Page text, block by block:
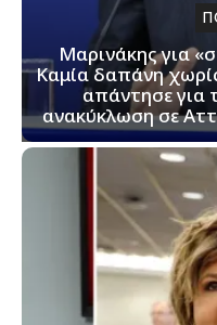
Μαρινάκης για
Καμία δαπάνη
απάντησε για
ανακύκλωση σε